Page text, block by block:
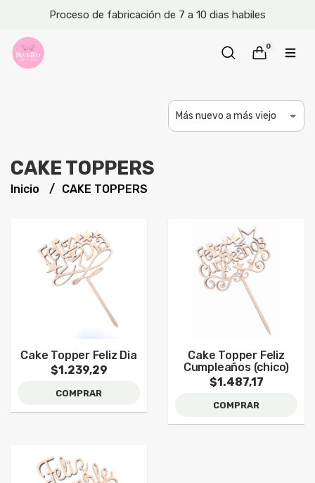
Proceso de fabricación de 7 a 10 dias habiles
0
CAKE TOPPERS
Inicio CAKE TOPPERS
Cake Topper Feliz Dia
$1.239,29
COMPRAR
Cake Topper Feliz
Cumpleaños (chico)
$1.487,17
COMPRAR